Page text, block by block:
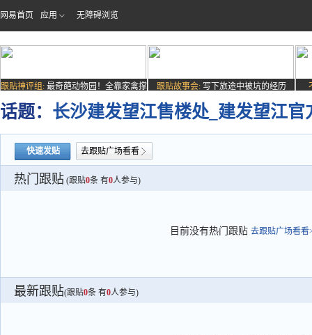
网易首页 应用 无障碍浏览
跟贴神评组: 最奇葩动物园！全靠家禽撑
场子
跟贴故事会: 写下旅途中被坑的经历
话题： 长沙建发望江售楼处_建发望江
快速发贴 去跟贴广场看看
热门跟贴 (跟贴0条 有0人参与)
目前没有热门跟贴 去跟贴广场看看
最新跟贴(跟贴0条 有0人参与)